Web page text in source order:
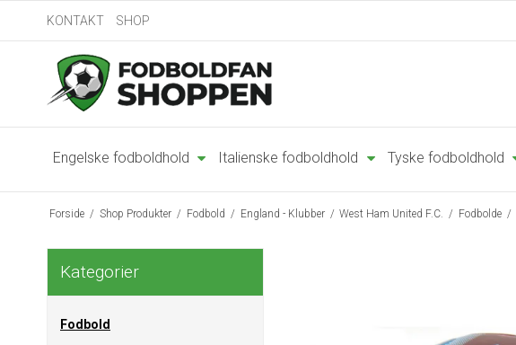
KONTAKT SHOP
Engelske fodboldhold Italienske fodboldhold Tyske fodboldhold
Forside / Shop Produkter / Fodbold / England - Klubber / West Ham United F.C. / Fodbolde /
Kategorier
Fodbold